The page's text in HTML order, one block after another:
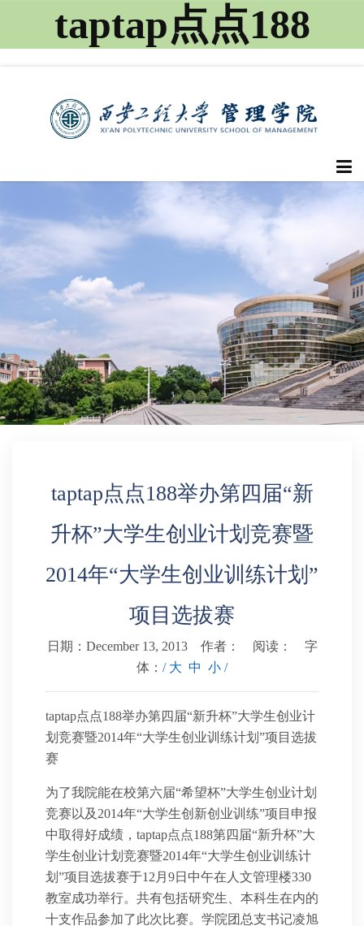
taptap点点188
点点概况
教师队伍
学科建设
研究生培养
taptap点点188举办第四届“新
升杯”大学生创业计划竞赛暨
2014年“大学生创业训练计划”
项目选拔赛
日期：December 13, 2013 作者： 阅读：
字
体： / 大 中 小 /
taptap点点188举办第四届“新升杯”大学生创业计
划竞赛暨2014年“大学生创业训练计划”项目选拔
赛
为了我院能在校第六届“希望杯”大学生创业计划
竞赛以及2014年“大学生创新创业训练”项目申报
中取得好成绩，taptap点点188第四届“新升杯”大
学生创业计划竞赛暨2014年“大学生创业训练计
划”项目选拔赛于12月9日中午在人文管理楼330
教室成功举行。共有包括研究生、本科生在内的
十支作品参加了此次比赛。学院团总支书记凌旭